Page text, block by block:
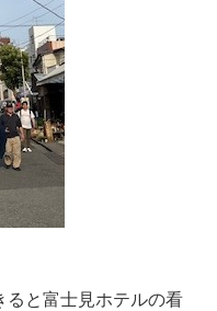
ると富士見ホテルの看